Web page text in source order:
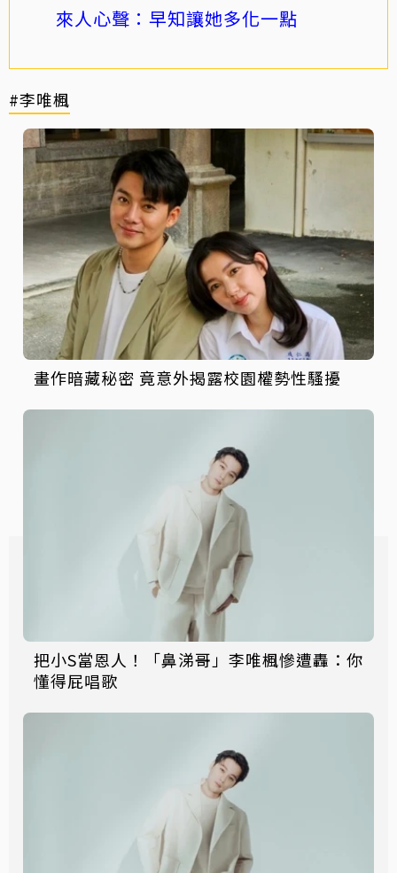
來人心聲：早知讓她多化一點
#李唯楓
畫作暗藏秘密 竟意外揭露校園權勢性騷擾
把小S當恩人！「鼻涕哥」李唯楓慘遭轟：你
懂得屁唱歌